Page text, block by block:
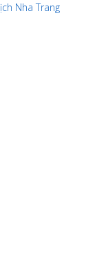
Nha Trang